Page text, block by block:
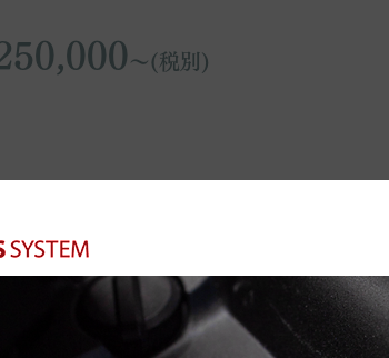
〜(税別)